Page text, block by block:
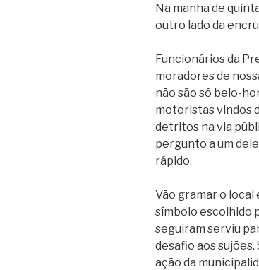
Na manhã de
outro lado da
Funcionários da
moradores de
não são só belo-
motoristas vindos
detritos na via
pergunto a um
rápido.
Vão gramar o local
símbolo escolhido
seguiram serviu
desafio aos sujões.
ação da